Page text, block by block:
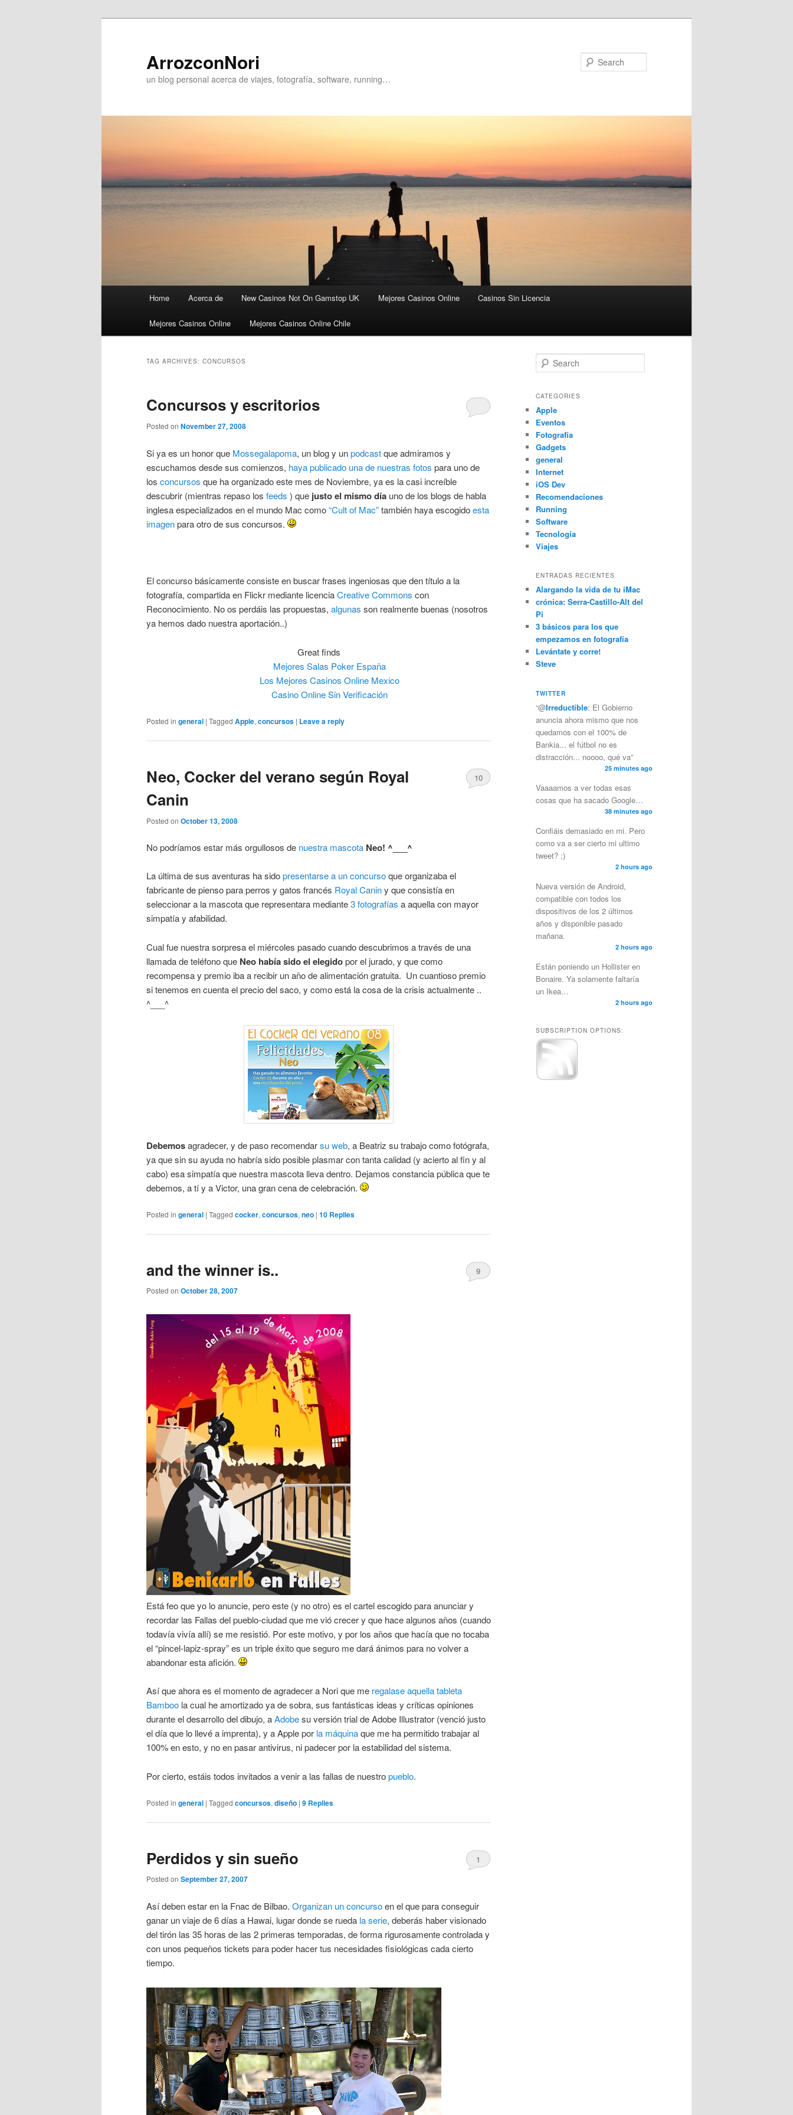
ArrozconNori
un blog personal acerca de viajes, fotografía, software, running…
Skip to primary content
Skip to secondary content
Home Acerca de New Casinos Not On Gamstop UK Mejores Casinos Online Casinos Sin Licencia
Mejores Casinos Online Mejores Casinos Online Chile
TAG ARCHIVES: CONCURSOS
Concursos y escritorios
Posted on November 27, 2008
Si ya es un honor que Mossegalapoma, un blog y unpodcastque admiramos y
escuchamos desde sus comienzos, haya publicado una de nuestras fotos para uno de
los concursos que ha organizado este mes de Noviembre, ya es la casi increíble
descubrir (mientras repaso los feeds ) que justo el mismo día uno de los blogs de habla
inglesa especializados en el mundo Mac como“Cult of Mac”también haya escogidoesta
imagenpara otro de sus concursos.
El concurso básicamente consiste en buscar frases ingeniosas que den título a la
fotografía, compartida en Flickr mediante licenciaCreative Commons con
Reconocimiento. No os perdáis las propuestas, algunas son realmente buenas (nosotros
ya hemos dado nuestra aportación..)
Great finds
Mejores Salas Poker España
Los Mejores Casinos Online Mexico
Casino Online Sin Verificación
Posted in general | Tagged Apple, concursos | Leave a reply
Neo, Cocker del verano según Royal
Canin
Posted on October 13, 2008
10
No podríamos estar más orgullosos de nuestra mascota Neo! ^___^
La última de sus aventuras ha sidopresentarse a un concursoque organizaba el
fabricante de pienso para perros y gatos francés Royal Caniny que consistía en
seleccionar a la mascota que representara mediante3 fotografías a aquella con mayor
simpatía y afabilidad.
Cual fue nuestra sorpresa el miércoles pasado cuando descubrimos a través de una
llamada de teléfono que Neo había sido el elegidopor el jurado, y que como
recompensa y premio iba a recibir un año de alimentación gratuita. Un cuantioso premio
si tenemos en cuenta el precio del saco, y como está la cosa de la crisis actualmente ..
^___^
Debemosagradecer, y de paso recomendarsu web, a Beatriz su trabajo como fotógrafa,
ya que sin su ayuda no habría sido posible plasmar con tanta calidad (y acierto al fin y al
cabo) esa simpatía que nuestra mascota lleva dentro. Dejamos constancia pública que te
debemos, a tí y a Victor, una gran cena de celebración.
Posted in general | Tagged cocker, concursos, neo | 10 Replies
and the winner is..
Posted on October 28, 2007
9
Está feo que yo lo anuncie, pero este (y no otro) es el cartel escogido para anunciar y
recordar las Fallas del pueblo-ciudad que me vió crecer y que hace algunos años (cuando
todavía vivía allí) se me resistió. Por este motivo, y por los años que hacía que no tocaba
el “pincel-lapiz-spray” es un triple éxito que seguro me dará ánimos para no volver a
abandonar esta afición.
Así que ahora es el momento de agradecer a Nori que me regalase aquella tableta
Bamboo la cual he amortizado ya de sobra, sus fantásticas ideas y críticas opiniones
durante el desarrollo del dibujo, aAdobesu versión trial de Adobe Illustrator (venció justo
el día que lo llevé a imprenta), y a Apple por la máquinaque me ha permitido trabajar al
100% en esto, y no en pasar antivirus, ni padecer por la estabilidad del sistema.
Por cierto, estáis todos invitados a venir a las fallas de nuestropueblo.
Posted in general | Tagged concursos, diseño | 9 Replies
Perdidos y sin sueño
Posted on September 27, 2007
1
Así deben estar en la Fnac de Bilbao. Organizan un concursoen el que para conseguir
ganar un viaje de 6 días a Hawai, lugar donde se rueda la serie, deberás haber visionado
del tirón las 35 horas de las 2 primeras temporadas, de forma rigurosamente controlada y
con unos pequeños tickets para poder hacer tus necesidades fisiológicas cada cierto
tiempo.
Search
CATEGORIES
Apple
Eventos
Fotografía
Gadgets
general
Internet
iOS Dev
Recomendaciones
Running
Software
Tecnología
Viajes
ENTRADAS RECIENTES
Alargando la vida de tu iMac
crónica: Serra-Castillo-Alt del
Pi
3 básicos para los que
empezamos en fotografía
Levántate y corre!
Steve
TWITTER
“@Irreductible: El Gobierno
anuncia ahora mismo que nos
quedamos con el 100% de
Bankia... el fútbol no es
distracción... noooo, qué va”
25 minutes ago
Vaaaamos a ver todas esas
cosas que ha sacado Google…
38 minutes ago
Confiáis demasiado en mi. Pero
como va a ser cierto mi ultimo
tweet? ;)
2 hours ago
Nueva versión de Android,
compatible con todos los
dispositivos de los 2 últimos
años y disponible pasado
mañana.
2 hours ago
Están poniendo un Hollister en
Bonaire. Ya solamente faltaría
un Ikea…
2 hours ago
SUBSCRIPTION OPTIONS: